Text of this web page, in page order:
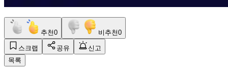
추천0 비추천0
스크랩 공유
신고
목록